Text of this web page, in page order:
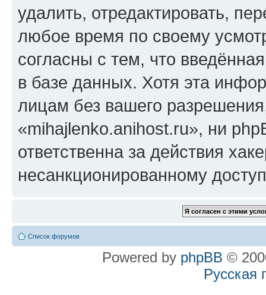
удалить, отредактировать,
любое время по своему
согласны с тем, что
в базе данных. Хотя эта
лицам без вашего
«mihajlenko.anihost.ru», ни
ответственна за действия
несанкционированному
Список форумов
Powered by phpBB ©
Русская